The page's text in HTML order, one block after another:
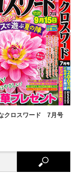
クロスワード 7月号